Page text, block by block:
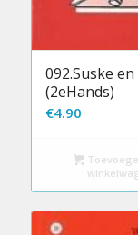
092.Suske
(2eHands)
€4.90